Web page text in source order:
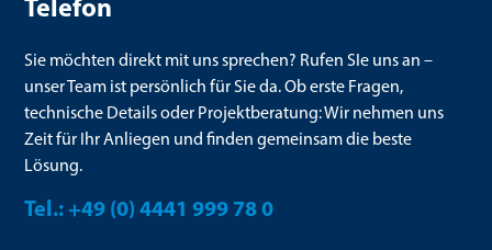
Telefon
Sie möchten direkt mit uns sprechen? Rufen SIe uns an –
unser Team ist persönlich für Sie da. Ob erste Fragen,
technische Details oder Projektberatung: Wir nehmen uns
Zeit für Ihr Anliegen und finden gemeinsam die beste
Lösung.
Tel.: +49 (0) 4441 999 78 0